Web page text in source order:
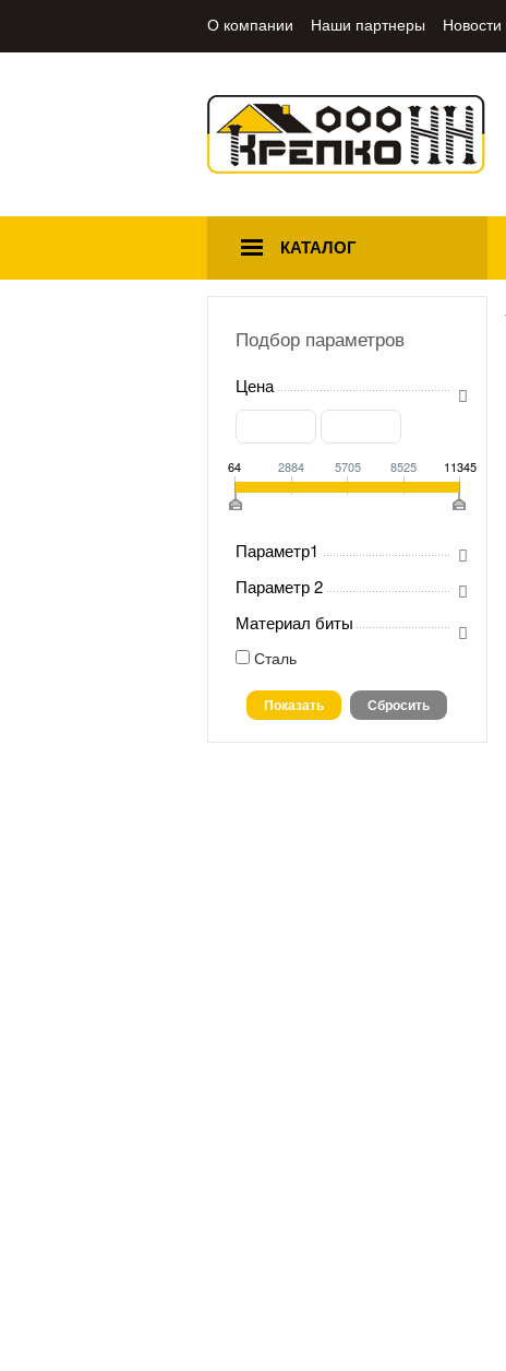
О компании Наши партнеры Новости
КАТАЛОГ
Подбор параметров
Цена
64 2884 5705 8525 11345
Параметр1
Параметр 2
Материал биты
Сталь